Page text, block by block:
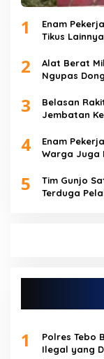
1
Enam
Tikus
2
Alat Berat
Ngupas
3
Belasan
Jembatan
4
Enam
Warga Juga
5
Tim Gunjo
Terduga
1
Polres Tebo
Ilegal yang